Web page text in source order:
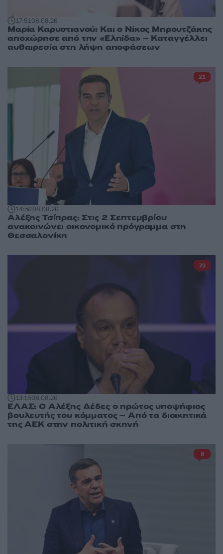
17:5108.08.26
Μαρία Καρυστιανού: Και ο Νίκος Μπρουτζάκης
αποχώρησε από την «Ελπίδα» – Καταγγέλλει
αυθαιρεσία στη λήψη αποφάσεων
14:5608.08.26
Αλέξης Τσίπρας: Στις 2 Σεπτεμβρίου
ανακοινώνει οικονομικό πρόγραμμα στη
Θεσσαλονίκη
21
13:1508.08.26
ΕΛΑΣ: Ο Αλέξης Δέδες ο πρώτος υποψήφιος
βουλευτής του κόμματος – Από τα διοικητικά
της ΑΕΚ στην πολιτική σκηνή
73
8